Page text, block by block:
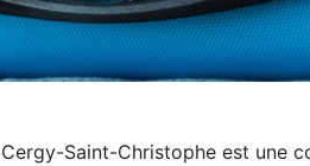
Saint-Christophe est une